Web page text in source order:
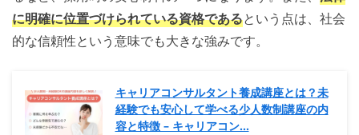
に明確に位置づけられている資格であるという点は、社会
的な信頼性という意味でも大きな強みです。
キャリアコンサルタント養成講座とは？未
経験でも安心して学べる少人数制講座の内
容と特徴 – キャリアコン…